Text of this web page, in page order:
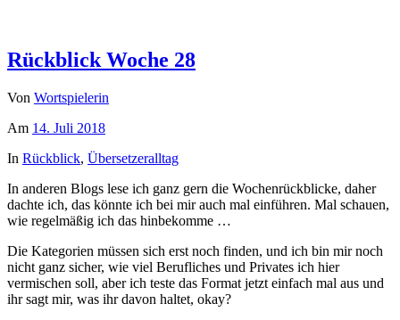
Rückblick Woche 28
Von Wortspielerin
Am 14. Juli 2018
In Rückblick, Übersetzeralltag
In anderen Blogs lese ich ganz gern die Wochenrückblicke, daher
dachte ich, das könnte ich bei mir auch mal einführen. Mal schauen,
wie regelmäßig ich das hinbekomme …
Die Kategorien müssen sich erst noch finden, und ich bin mir noch
nicht ganz sicher, wie viel Berufliches und Privates ich hier
vermischen soll, aber ich teste das Format jetzt einfach mal aus und
ihr sagt mir, was ihr davon haltet, okay?